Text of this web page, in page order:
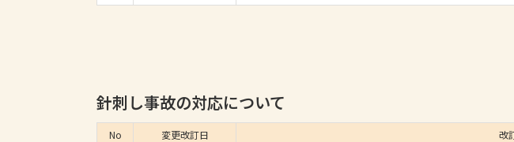
針刺し事故の対応について
No 変更改訂日 改